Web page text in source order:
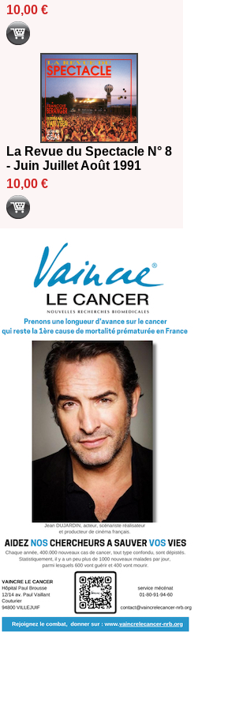
10,00 €
La Revue du Spectacle N° 8
- Juin Juillet Août 1991
10,00 €